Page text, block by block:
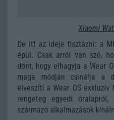
Xiaomi
De itt az ideje tisztázni: a
épül. Csak arról van szó,
dönt, hogy elhagyja a Wear
maga módján csinálja a
elveszíti a Wear OS
rengeteg egyedi óralapról,
származó alkalmazások